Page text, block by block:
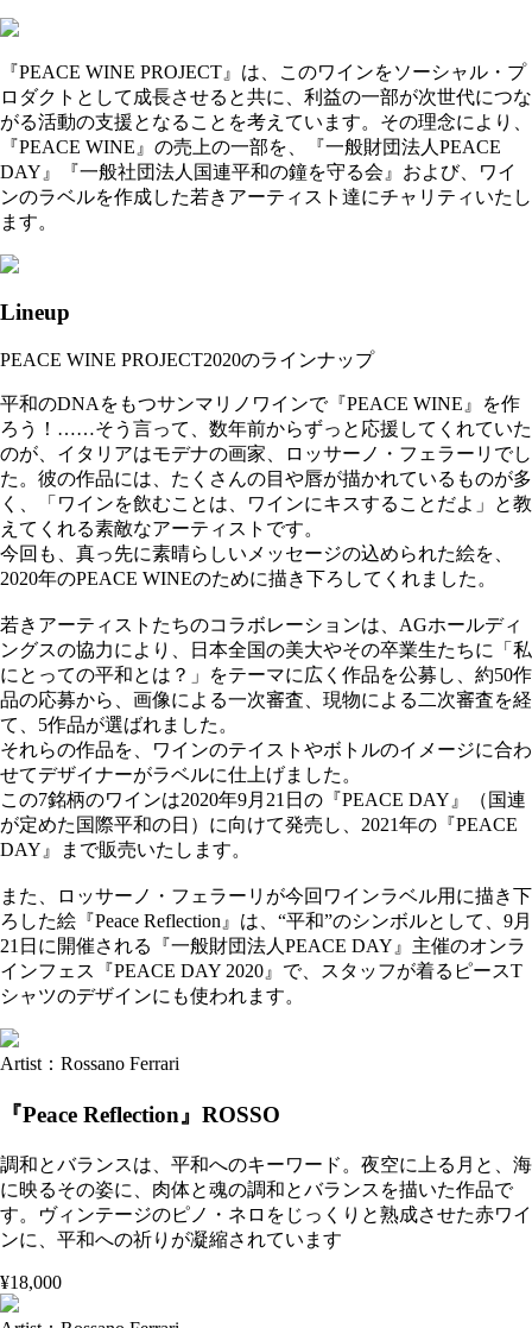
『PEACE WINE PROJECT』は、このワインをソーシャル・プ
ロダクトとして成長させると共に、利益の一部が次世代につな
がる活動の支援となることを考えています。その理念により、
『PEACE WINE』の売上の一部を、『一般財団法人PEACE
DAY』『一般社団法人国連平和の鐘を守る会』および、ワイ
ンのラベルを作成した若きアーティスト達にチャリティいたし
ます。
Lineup
PEACE WINE PROJECT2020のラインナップ
平和のDNAをもつサンマリノワインで『PEACE WINE』を作
ろう！……そう言って、数年前からずっと応援してくれていた
のが、イタリアはモデナの画家、ロッサーノ・フェラーリでし
た。彼の作品には、たくさんの目や唇が描かれているものが多
く、「ワインを飲むことは、ワインにキスすることだよ」と教
えてくれる素敵なアーティストです。
今回も、真っ先に素晴らしいメッセージの込められた絵を、
2020年のPEACE WINEのために描き下ろしてくれました。
若きアーティストたちのコラボレーションは、AGホールディ
ングスの協力により、日本全国の美大やその卒業生たちに「私
にとっての平和とは？」をテーマに広く作品を公募し、約50作
品の応募から、画像による一次審査、現物による二次審査を経
て、5作品が選ばれました。
それらの作品を、ワインのテイストやボトルのイメージに合わ
せてデザイナーがラベルに仕上げました。
この7銘柄のワインは2020年9月21日の『PEACE DAY』（国連
が定めた国際平和の日）に向けて発売し、2021年の『PEACE
DAY』まで販売いたします。
また、ロッサーノ・フェラーリが今回ワインラベル用に描き下
ろした絵『Peace Reflection』は、“平和”のシンボルとして、9月
21日に開催される『一般財団法人PEACE DAY』主催のオンラ
インフェス『PEACE DAY 2020』で、スタッフが着るピースT
シャツのデザインにも使われます。
Artist：Rossano Ferrari
『Peace Reflection』ROSSO
調和とバランスは、平和へのキーワード。夜空に上る月と、海
に映るその姿に、肉体と魂の調和とバランスを描いた作品で
す。ヴィンテージのピノ・ネロをじっくりと熟成させた赤ワイ
ンに、平和への祈りが凝縮されています
¥18,000